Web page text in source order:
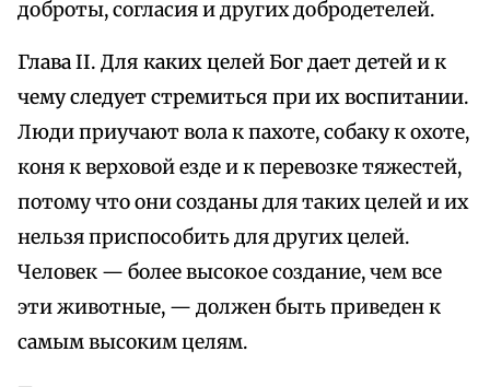
доброты, согласия и других добродетелей.
Глава II. Для каких целей Бог дает детей и к
чему следует стремиться при их воспитании.
Люди приучают вола к пахоте, собаку к охоте,
коня к верховой езде и к перевозке тяжестей,
потому что они созданы для таких целей и их
нельзя приспособить для других целей.
Человек — более высокое создание, чем все
эти животные, — должен быть приведен к
самым высоким целям.